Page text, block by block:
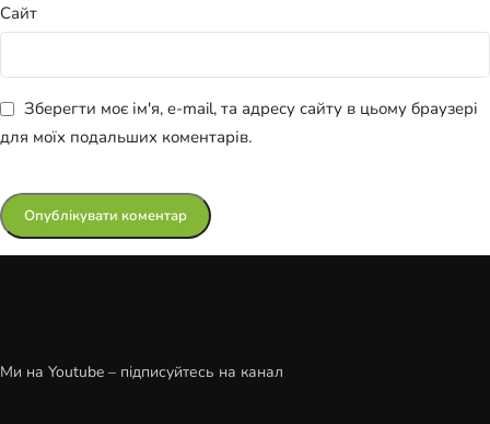
Сайт
Зберегти моє ім'я, e-mail, та адресу сайту в цьому браузері
для моїх подальших коментарів.
Ми на Youtube – підписуйтесь на канал